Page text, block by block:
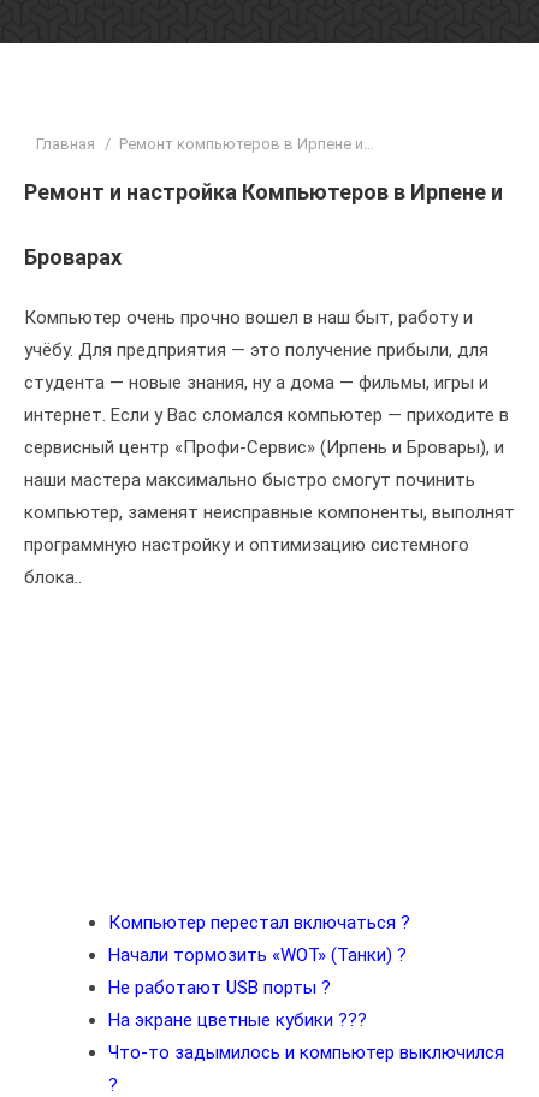
Вы здесь:
Главная Ремонт компьютеров в Ирпене и…
Ремонт и настройка Компьютеров в Ирпене и
Броварах
Компьютер очень прочно вошел в наш быт, работу и
учёбу. Для предприятия — это получение прибыли, для
студента — новые знания, ну а дома — фильмы, игры и
интернет. Если у Вас сломался компьютер — приходите в
сервисный центр «Профи-Сервис» (Ирпень и Бровары), и
наши мастера максимально быстро смогут починить
компьютер, заменят неисправные компоненты, выполнят
программную настройку и оптимизацию системного
блока..
Компьютер перестал включаться ?
Начали тормозить «WOT» (Танки) ?
Не работают USB порты ?
На экране цветные кубики ???
Что-то задымилось и компьютер выключился
?